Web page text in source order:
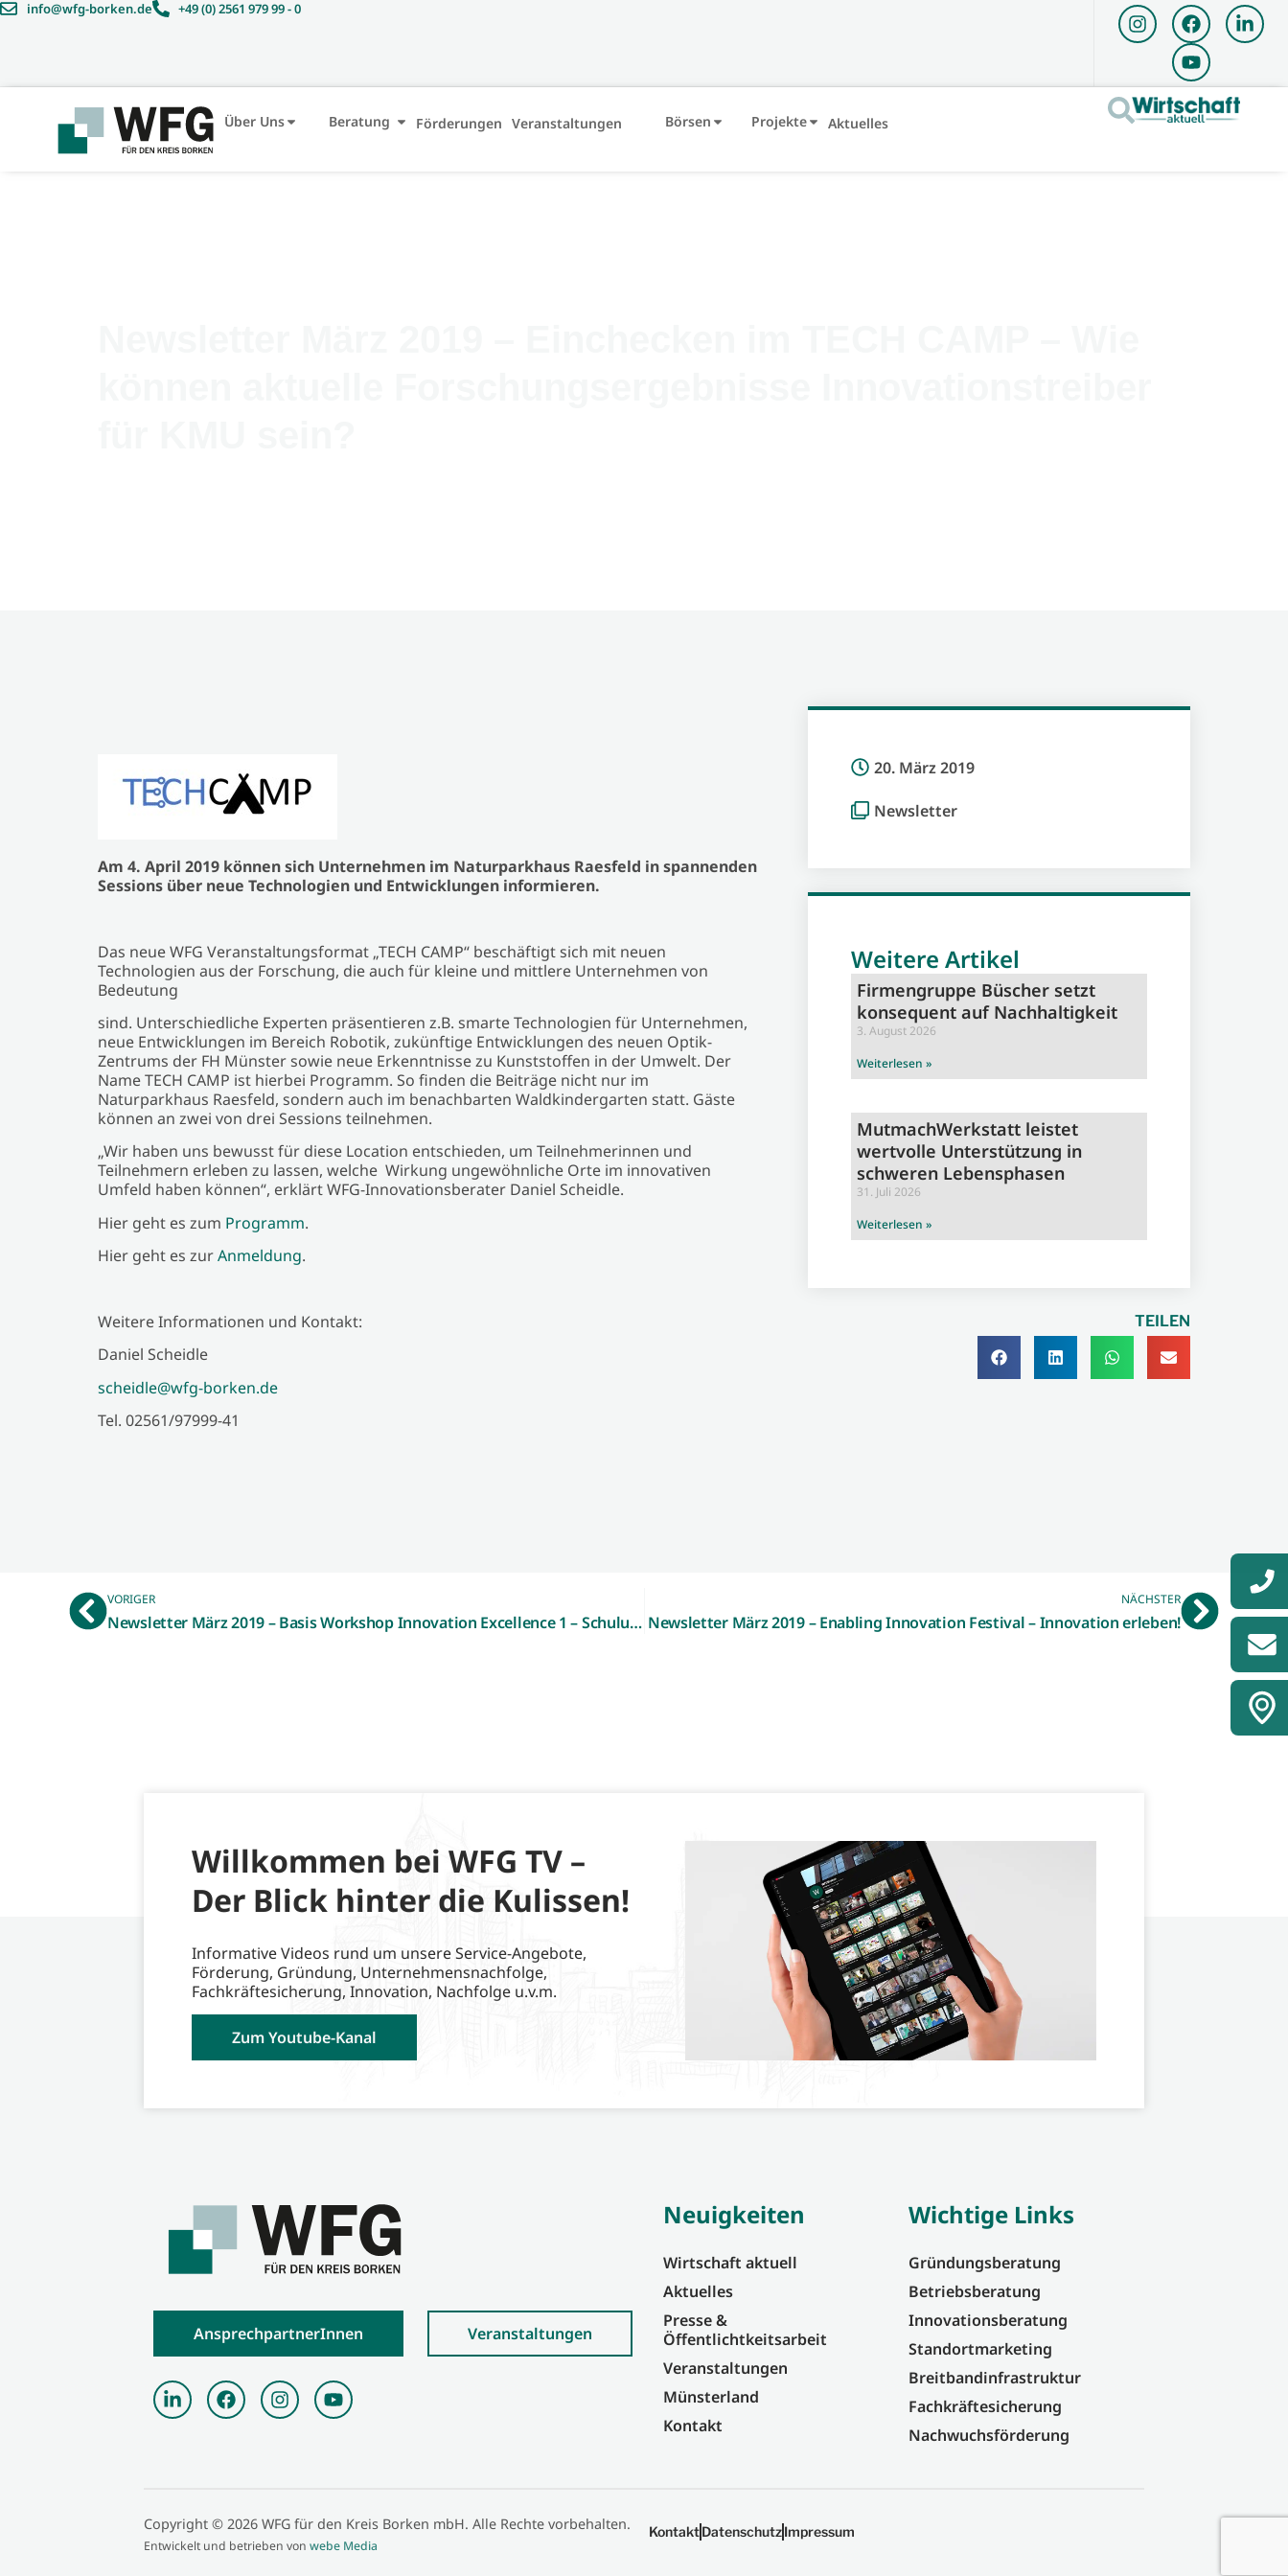
info@wfg-borken.de +49 (0) 2561 979 99 - 0
Über Uns Beratung Förderungen Veranstaltungen Börsen Projekte Aktuelles
Am 4. April 2019 können sich Unternehmen im Naturparkhaus Raesfeld in spannenden
Sessions über neue Technologien und Entwicklungen informieren.
Das neue WFG Veranstaltungsformat „TECH CAMP“ beschäftigt sich mit neuen
Technologien aus der Forschung, die auch für kleine und mittlere Unternehmen von
Bedeutung
sind. Unterschiedliche Experten präsentieren z.B. smarte Technologien für Unternehmen,
neue Entwicklungen im Bereich Robotik, zukünftige Entwicklungen des neuen Optik-
Zentrums der FH Münster sowie neue Erkenntnisse zu Kunststoffen in der Umwelt. Der
Name TECH CAMP ist hierbei Programm. So finden die Beiträge nicht nur im
Naturparkhaus Raesfeld, sondern auch im benachbarten Waldkindergarten statt. Gäste
können an zwei von drei Sessions teilnehmen.
„Wir haben uns bewusst für diese Location entschieden, um Teilnehmerinnen und
Teilnehmern erleben zu lassen, welche Wirkung ungewöhnliche Orte im innovativen
Umfeld haben können“, erklärt WFG-Innovationsberater Daniel Scheidle.
Hier geht es zum Programm.
Hier geht es zurAnmeldung.
Weitere Informationen und Kontakt:
Daniel Scheidle
scheidle@wfg-borken.de
Tel. 02561/97999-41
20. März 2019
Newsletter
Weitere Artikel
Firmengruppe Büscher setzt
konsequent auf Nachhaltigkeit
3. August 2026
Weiterlesen »
MutmachWerkstatt leistet
wertvolle Unterstützung in
schweren Lebensphasen
31. Juli 2026
Weiterlesen »
TEILEN
VORIGER
Newsletter März 2019 – Basis Workshop Innovation Excellence 1 – Schulungsangebot von TAA und WFG startet
NÄCHSTER
Newsletter März 2019 – Enabling Innovation Festival – Innovation erleben!
Willkommen bei WFG TV –
Der Blick hinter die Kulissen!
Informative Videos rund um unsere Service-Angebote,
Förderung, Gründung, Unternehmensnachfolge,
Fachkräftesicherung, Innovation, Nachfolge u.v.m.
Zum Youtube-Kanal
AnsprechpartnerInnen Veranstaltungen
Neuigkeiten
Wirtschaft aktuell
Aktuelles
Presse &
Öffentlichtkeitsarbeit
Veranstaltungen
Münsterland
Kontakt
Wichtige Links
Gründungsberatung
Betriebsberatung
Innovationsberatung
Standortmarketing
Breitbandinfrastruktur
Fachkräftesicherung
Nachwuchsförderung
Copyright © 2026 WFG für den Kreis Borken mbH. Alle Rechte vorbehalten.
Entwickelt und betrieben von webe Media
KontaktDatenschutzImpressum